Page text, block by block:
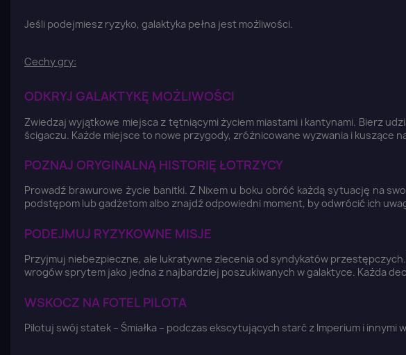
Jeśli podejmiesz ryzyko, galaktyka pełna jest możliwości.
Cechy gry:
ODKRYJ GALAKTYKĘ MOŻLIWOŚCI
Zwiedzaj wyjątkowe miejsca z tętniącymi życiem miastami i kantynami. Bierz
ścigaczu. Każde miejsce to nowe przygody, zróżnicowane wyzwania i kuszące
POZNAJ ORYGINALNĄ HISTORIĘ ŁOTRZYCY
Prowadź brawurowe życie banitki. Z Nixem u boku obróć każdą sytuację na
podstępom lub gadżetom albo znajdź odpowiedni moment, by odwrócić ich
PODEJMUJ RYZYKOWNE MISJE
Przyjmuj niebezpieczne, ale lukratywne zlecenia od syndykatów
wrogów sprytem jako jedna z najbardziej poszukiwanych w galaktyce. Każda
WSKOCZ NA FOTEL PILOTA
Pilotuj swój statek – Śmiałka – podczas ekscytujących starć z Imperium i innymi